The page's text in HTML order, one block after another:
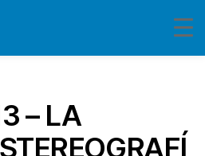
– LA